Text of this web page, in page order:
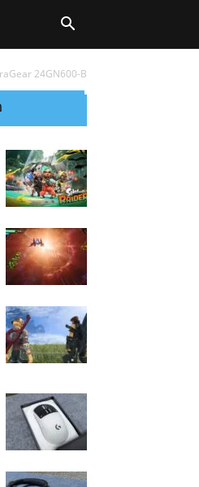
24GN600-B